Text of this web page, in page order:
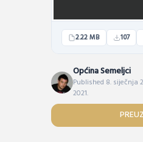
2.22 MB 107
Općina Semeljci
Published 8. siječnja
2021.